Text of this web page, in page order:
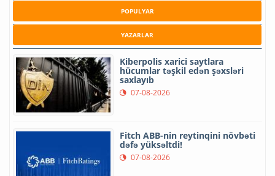
POPULYAR
YAZARLAR
Kiberpolis xarici saytlara
hücumlar təşkil edən şəxsləri
saxlayıb
07-08-2026
Fitch ABB-nin reytinqini növbəti
dəfə yüksəltdi!
07-08-2026